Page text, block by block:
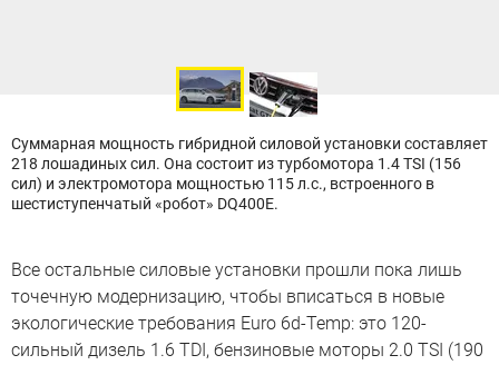
Суммарная мощность гибридной силовой установки составляет
218 лошадиных сил. Она состоит из турбомотора 1.4 TSI (156
сил) и электромотора мощностью 115 л.с., встроенного в
шестиступенчатый «робот» DQ400E.
Все остальные силовые установки прошли пока лишь
точечную модернизацию, чтобы вписаться в новые
экологические требования Euro 6d-Temp: это 120-
сильный дизель 1.6 TDI, бензиновые моторы 2.0 TSI (190